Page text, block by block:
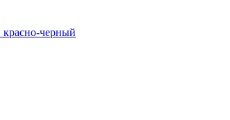
черный